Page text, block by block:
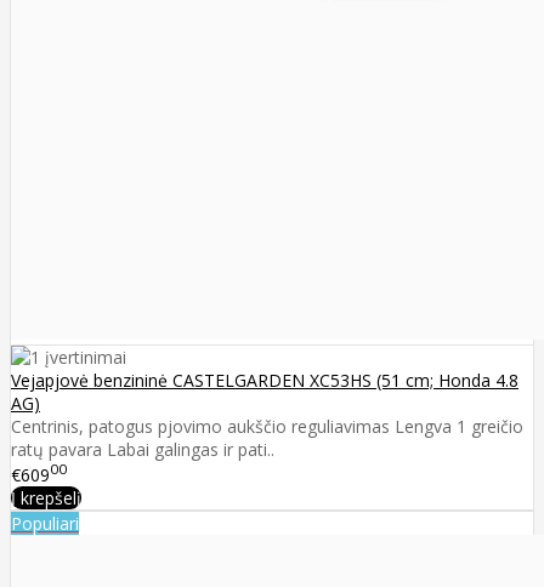
Vejapjovė benzininė CASTELGARDEN XC53HS (51 cm; Honda 4.8
AG)
Centrinis, patogus pjovimo aukščio reguliavimas Lengva 1 greičio
ratų pavara Labai galingas ir pati..
€60900
Į krepšelį
Populiari